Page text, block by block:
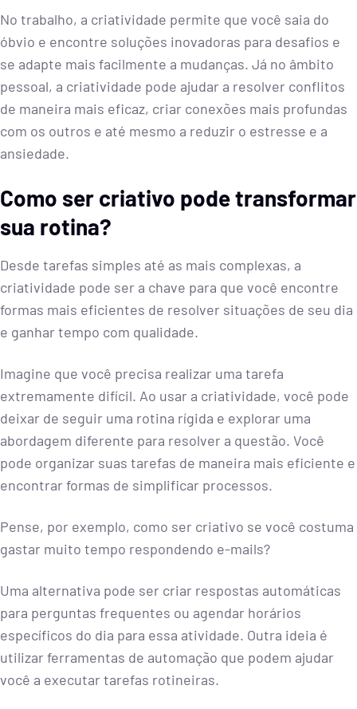
No trabalho, a criatividade permite que você saia do
óbvio e encontre soluções inovadoras para desafios e
se adapte mais facilmente a mudanças. Já no âmbito
pessoal, a criatividade pode ajudar a resolver conflitos
de maneira mais eficaz, criar conexões mais profundas
com os outros e até mesmo a reduzir o estresse e a
ansiedade.
Como ser criativo pode transformar
sua rotina?
Desde tarefas simples até as mais complexas, a
criatividade pode ser a chave para que você encontre
formas mais eficientes de resolver situações de seu dia
e ganhar tempo com qualidade.
Imagine que você precisa realizar uma tarefa
extremamente difícil. Ao usar a criatividade, você pode
deixar de seguir uma rotina rígida e explorar uma
abordagem diferente para resolver a questão. Você
pode organizar suas tarefas de maneira mais eficiente e
encontrar formas de simplificar processos.
Pense, por exemplo, como ser criativo se você costuma
gastar muito tempo respondendo e-mails?
Uma alternativa pode ser criar respostas automáticas
para perguntas frequentes ou agendar horários
específicos do dia para essa atividade. Outra ideia é
utilizar ferramentas de automação que podem ajudar
você a executar tarefas rotineiras.